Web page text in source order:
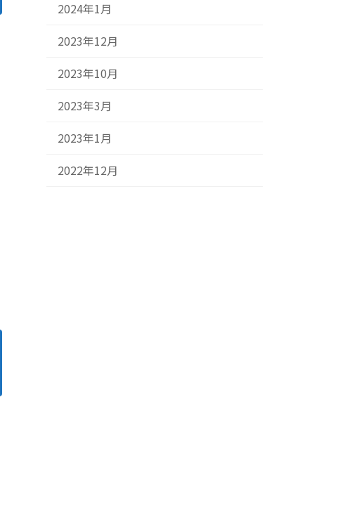
2024年1月
2023年12月
2023年10月
2023年3月
2023年1月
2022年12月